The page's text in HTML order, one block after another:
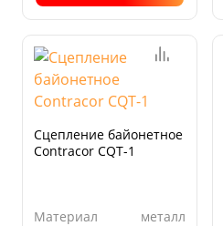
Сцепление байонетное
Contracor CQТ-1
Материал
металл